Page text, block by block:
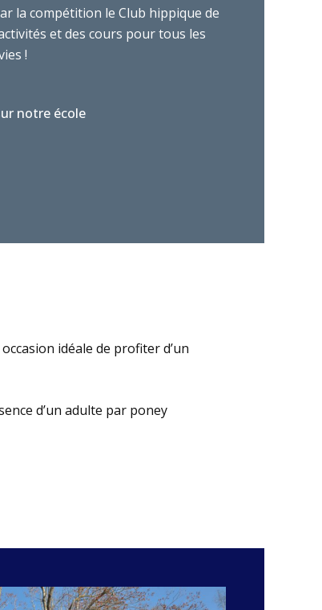
la compétition le Club hippique de
et des cours pour tous les
!
notre école
idéale de profiter d’un
d’un adulte par poney